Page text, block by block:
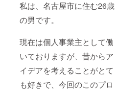
私は、名古屋市に住む26歳
の男です。
現在は個人事業主として働
いておりますが、昔からア
イデアを考えることがとて
も好きで、今回のこのプロ